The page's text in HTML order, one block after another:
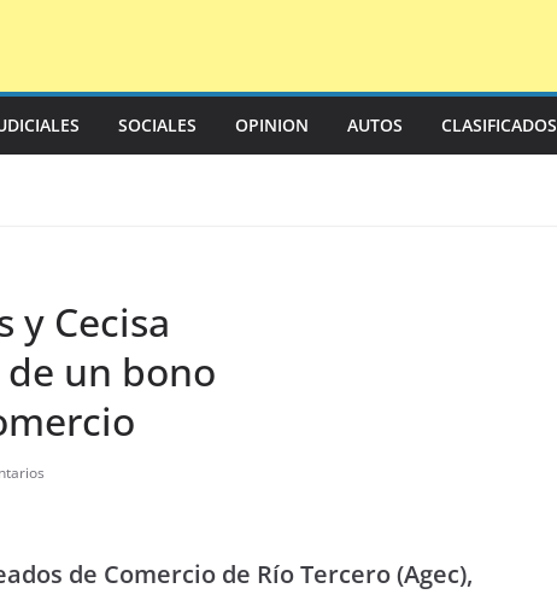
SOCIALES OPINION AUTOS CLASIFICADOS
y Cecisa
un bono
de Comercio de Río Tercero (Agec),